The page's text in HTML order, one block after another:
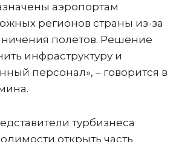
аэропортам
регионов страны из-за
полетов. Решение
инфраструктуру и
персонал», – говорится в
турбизнеса
открыть часть